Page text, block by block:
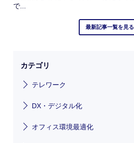
で...
最新記事一覧を見る
カテゴリ
テレワーク
DX・デジタル化
オフィス環境最適化